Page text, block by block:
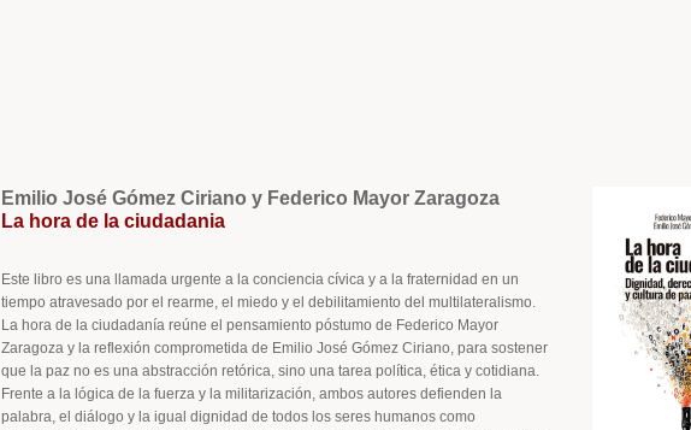
Emilio José Gómez Ciriano y Federico Mayor Zaragoza
La hora de la ciudadania
Este libro es una llamada urgente a la conciencia cívica y a la fraternidad en un
tiempo atravesado por el rearme, el miedo y el debilitamiento del multilateralismo.
La hora de la ciudadanía reúne el pensamiento póstumo de Federico Mayor
Zaragoza y la reflexión comprometida de Emilio José Gómez Ciriano, para sostener
que la paz no es una abstracción retórica, sino una tarea política, ética y cotidiana.
Frente a la lógica de la fuerza y la militarización, ambos autores defienden la
palabra, el diálogo y la igual dignidad de todos los seres humanos como